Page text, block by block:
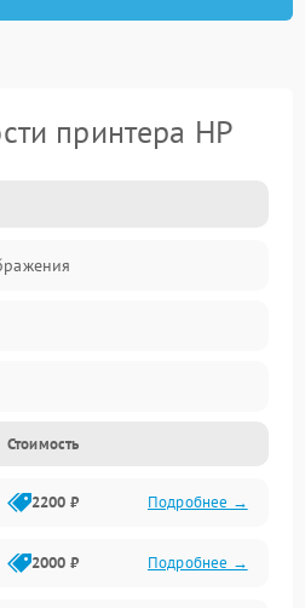
принтера HP
Стоимость
2200 ₽ Подробнее →
2000 ₽ Подробнее →